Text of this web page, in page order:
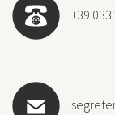
+39